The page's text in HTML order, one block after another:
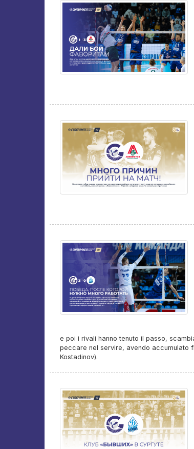
e poi i rivali hanno tenuto il passo,
peccare nel servire, avendo accumulato
Kostadinov).